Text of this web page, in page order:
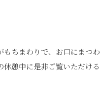
ちまわりで、お口にまつわ
憩中に是非ご覧いただける